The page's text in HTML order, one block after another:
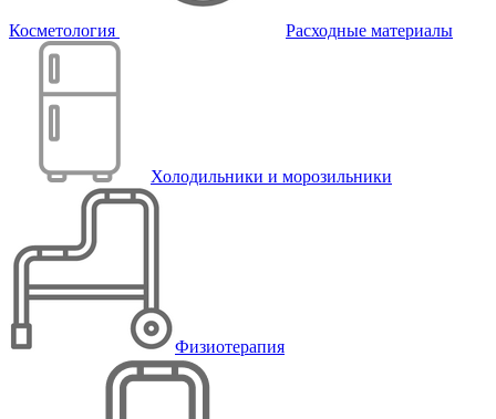
Косметология Расходные материалы
Холодильники и морозильники
Физиотерапия